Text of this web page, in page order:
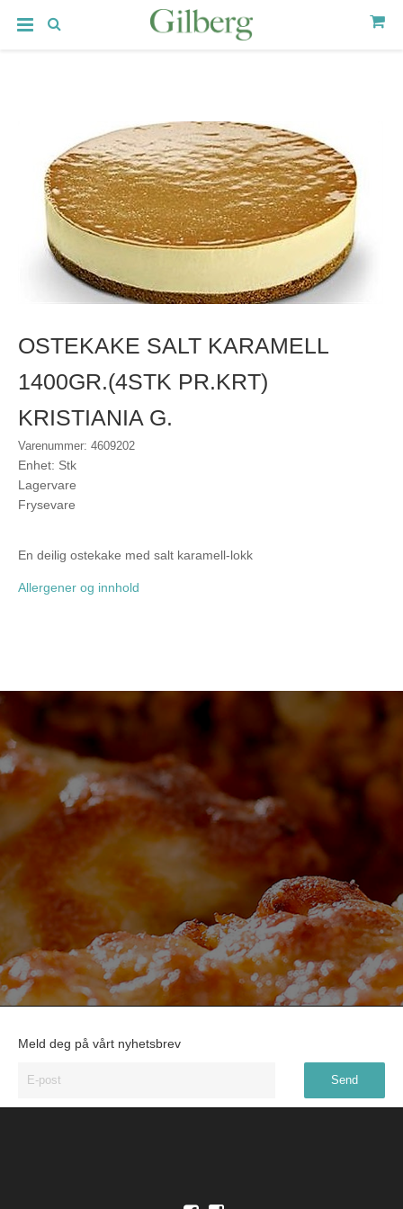
OSTEKAKE SALT KARAMELL
1400GR.(4STK PR.KRT)
KRISTIANIA G.
Varenummer: 4609202
Enhet: Stk
Lagervare
Frysevare
En deilig ostekake med salt karamell-lokk
Allergener og innhold
Meld deg på vårt nyhetsbrev